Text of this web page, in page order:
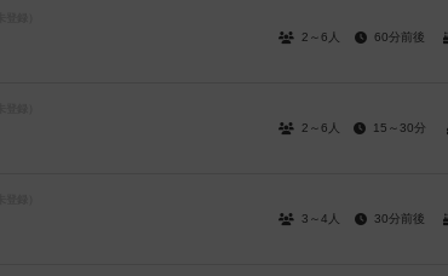
2～6人 60分前後
2～6人 15～30分
3～4人 30分前後